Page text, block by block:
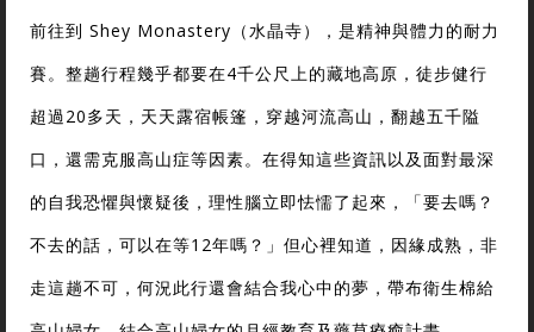
前往到 Shey Monastery（水晶寺），是精神與體力的耐力
賽。整趟行程幾乎都要在4千公尺上的藏地高原，徒步健行
超過20多天，天天露宿帳篷，穿越河流高山，翻越五千隘
口，還需克服高山症等因素。在得知這些資訊以及面對最深
的自我恐懼與懷疑後，理性腦立即怯懦了起來，「要去嗎？
不去的話，可以在等12年嗎？」但心裡知道，因緣成熟，非
走這趟不可，何況此行還會結合我心中的夢，帶布衛生棉給